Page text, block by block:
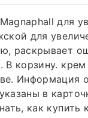
для
для
раскрывает
В корзину.
Информация
в
как